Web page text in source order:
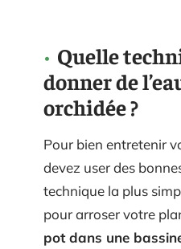
Quelle
donner de
orchidée ?
Pour bien entretenir
devez user des
technique la plus
pour arroser votre
pot dans une